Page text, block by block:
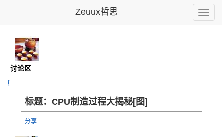
Toggle
Zeuux哲思
- 讨论区
页
标题：CPU制造过程大揭秘[图]
分享